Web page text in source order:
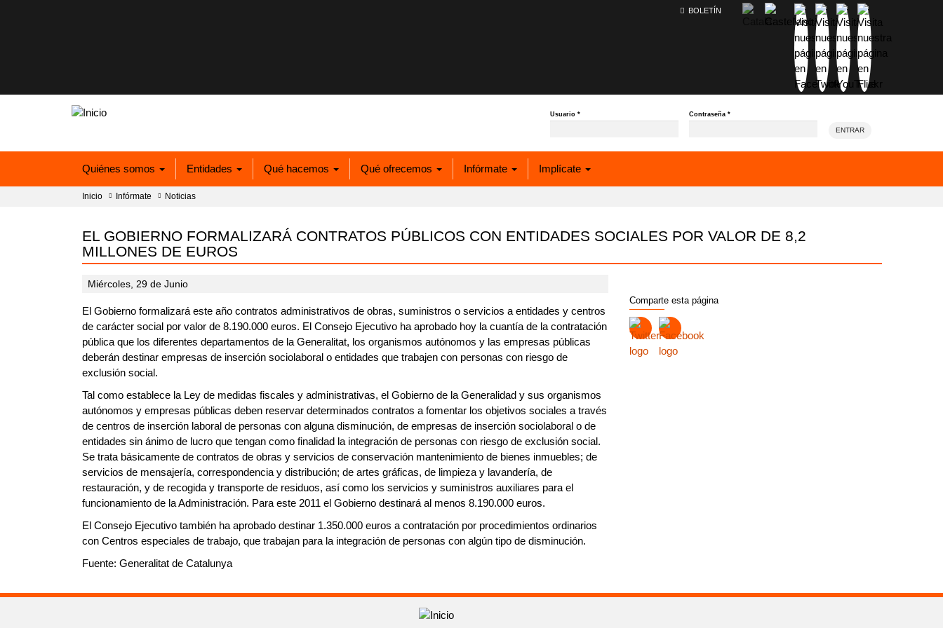
BOLETÍN
Usuario* Contraseña*
ENTRAR
Quiénes somos Entidades Qué hacemos Qué ofrecemos Infórmate Implícate
Inicio Infórmate Noticias
EL GOBIERNO FORMALIZARÁ CONTRATOS PÚBLICOS CON ENTIDADES SOCIALES POR VALOR DE 8,2
MILLONES DE EUROS
Miércoles, 29 de Junio
El Gobierno formalizará este año contratos administrativos de obras, suministros o servicios a entidades y centros
de carácter social por valor de 8.190.000 euros. El Consejo Ejecutivo ha aprobado hoy la cuantía de la contratación
pública que los diferentes departamentos de la Generalitat, los organismos autónomos y las empresas públicas
deberán destinar empresas de inserción sociolaboral o entidades que trabajen con personas con riesgo de
exclusión social.
Tal como establece la Ley de medidas fiscales y administrativas, el Gobierno de la Generalidad y sus organismos
autónomos y empresas públicas deben reservar determinados contratos a fomentar los objetivos sociales a través
de centros de inserción laboral de personas con alguna disminución, de empresas de inserción sociolaboral o de
entidades sin ánimo de lucro que tengan como finalidad la integración de personas con riesgo de exclusión social.
Se trata básicamente de contratos de obras y servicios de conservación mantenimiento de bienes inmuebles; de
servicios de mensajería, correspondencia y distribución; de artes gráficas, de limpieza y lavandería, de
restauración, y de recogida y transporte de residuos, así como los servicios y suministros auxiliares para el
funcionamiento de la Administración. Para este 2011 el Gobierno destinará al menos 8.190.000 euros.
El Consejo Ejecutivo también ha aprobado destinar 1.350.000 euros a contratación por procedimientos ordinarios
con Centros especiales de trabajo, que trabajan para la integración de personas con algún tipo de disminución.
Fuente: Generalitat de Catalunya
Comparte esta página